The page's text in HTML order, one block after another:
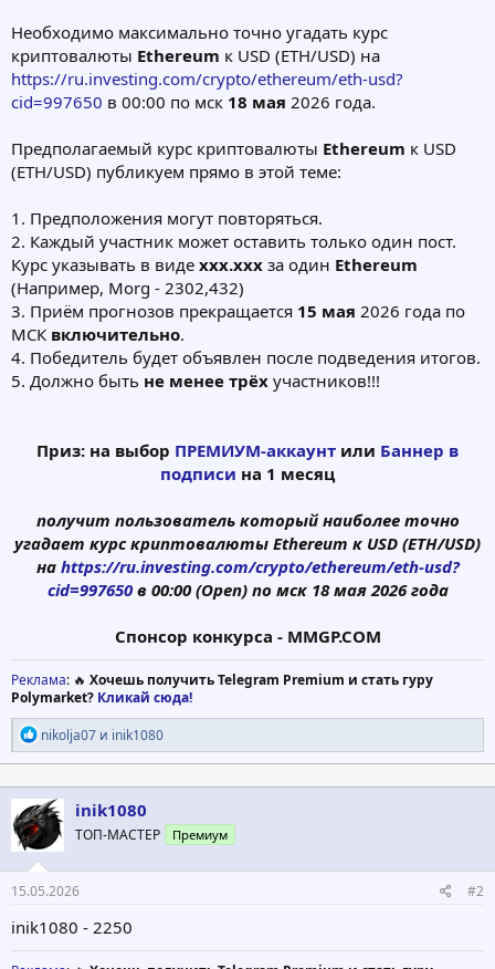
Необходимо максимально точно угадать курс
криптовалюты Ethereum к USD (ETH/USD) на
https://ru.investing.com/crypto/ethereum/eth-usd?
cid=997650 в 00:00 по мск 18 мая 2026 года.
Предполагаемый курс криптовалюты Ethereum к USD
(ETH/USD) публикуем прямо в этой теме:
1. Предположения могут повторяться.
2. Каждый участник может оставить только один пост.
Курс указывать в виде ххх.xхх за один Ethereum
(Например, Morg - 2302,432)
3. Приём прогнозов прекращается 15 мая 2026 года по
МСК включительно.
4. Победитель будет объявлен после подведения итогов.
5. Должно быть не менее трёх участников!!!
Приз: на выбор ПРЕМИУМ-аккаунт или Баннер в
подписи на 1 месяц
получит пользователь который наиболее точно
угадает курс криптовалюты Ethereum к USD (ETH/USD)
на https://ru.investing.com/crypto/ethereum/eth-usd?
cid=997650в 00:00 (Open) по мск 18мая2026 года
Спонсор конкурса - MMGP.CОМ
Реклама: 🔥 Хочешь получить Telegram Premium и стать гуру
Polymarket? Кликай сюда!
Р
е
а
к
ц
и
и
:
nikolja07 и inik1080
inik1080
ТОП-МАСТЕР Премиум
15.05.2026 #2
inik1080 - 2250